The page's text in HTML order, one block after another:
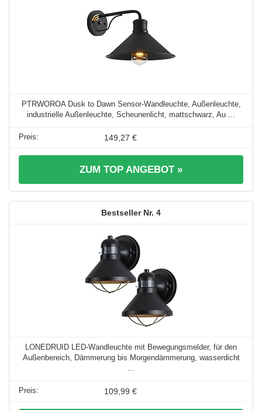
PTRWOROA Dusk to Dawn Sensor-Wandleuchte, Außenleuchte,
industrielle Außenleuchte, Scheunenlicht, mattschwarz, Au ...
149,27 €
ZUM TOP ANGEBOT »
4
LONEDRUID LED-Wandleuchte mit Bewegungsmelder, für den
Außenbereich, Dämmerung bis Morgendämmerung, wasserdicht
109,99 €